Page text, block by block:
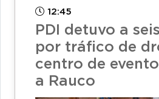
12:45
PDI detuvo a
por tráfico de
centro de
a Rauco